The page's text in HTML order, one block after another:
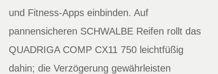
und Fitness-Apps einbinden. Auf
pannensicheren SCHWALBE Reifen rollt das
QUADRIGA COMP CX11 750 leichtfüßig
dahin; die Verzögerung gewährleisten